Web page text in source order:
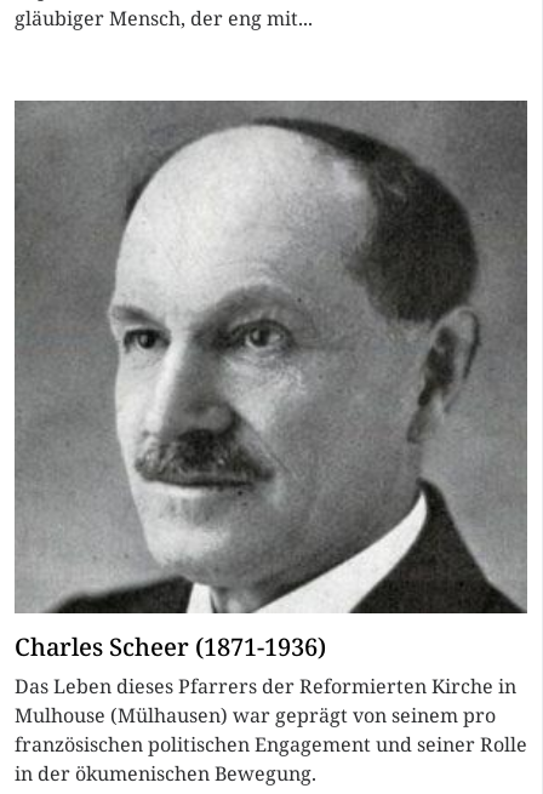
gläubiger Mensch, der eng mit...
Charles Scheer (1871-1936)
Das Leben dieses Pfarrers der Reformierten Kirche in
Mulhouse (Mülhausen) war geprägt von seinem pro
französischen politischen Engagement und seiner Rolle
in der ökumenischen Bewegung.